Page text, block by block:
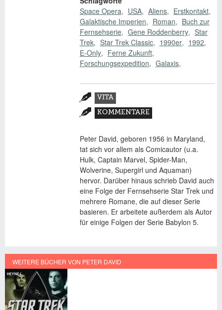
Space Opera
USA Aliens
Erstkontakt
Galaktische Imperien
Roman
Buch zur
Fernsehserie
Gene Roddenberry
Star
Trek
Star Trek Classic 1990er
1992
E-Only
Ferne Zukunft
Forschungsexpedition
Galaxis
Zusatzmaterial
VITA
(AKTIVER
REITER)
KOMMENTARE
Peter David, geboren 1956 in Maryland,
tat sich vor allem als Comicautor (u.a.
Hulk, Captain Marvel, Spider-Man,
Wolverine, Supergirl und Aquaman)
hervor. Darüber hinaus schrieb David auch
eine Folge der Fernsehserie Star Trek und
mehrere Romane, die auf dieser Serie
basieren. Er arbeitete außerdem als Autor
für einige Folgen der Serie Babylon 5.
WEITERE BÜCHER VON PETER DAVID